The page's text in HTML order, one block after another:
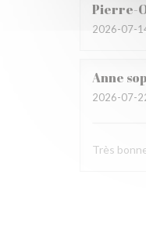
Pierre-
2026-07-
Anne
2026-07-
Très